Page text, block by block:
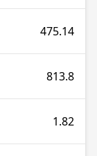
475.14
813.8
1.82